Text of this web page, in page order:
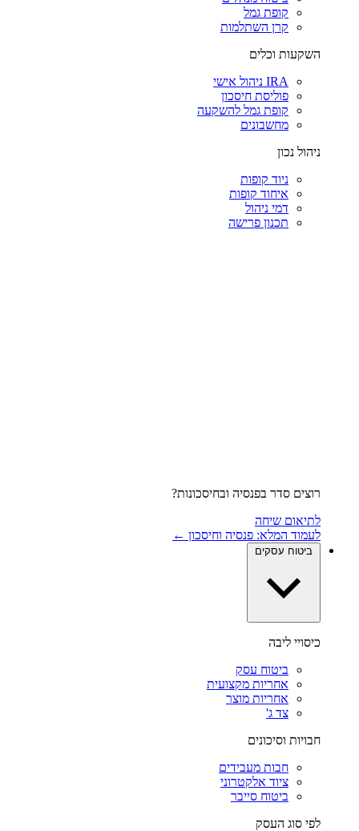
קופת גמל
קרן השתלמות
השקעות וכלים
IRA ניהול אישי
פוליסת חיסכון
קופת גמל להשקעה
מחשבונים
ניהול נכון
ניוד קופות
איחוד קופות
דמי ניהול
תכנון פרישה
רוצים סדר בפנסיה ובחיסכונות?
לתיאום שיחה
לעמוד המלא: פנסיה וחיסכון ←
ביטוח עסקים
כיסויי ליבה
ביטוח עסק
אחריות מקצועית
אחריות מוצר
צד ג'
חבויות וסיכונים
חבות מעבידים
ציוד אלקטרוני
ביטוח סייבר
לפי סוג העסק